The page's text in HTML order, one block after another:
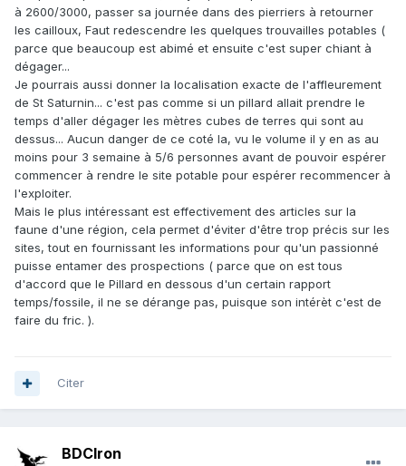
à 2600/3000, passer sa journée dans des pierriers à retourner
les cailloux, Faut redescendre les quelques trouvailles potables (
parce que beaucoup est abimé et ensuite c'est super chiant à
dégager...
Je pourrais aussi donner la localisation exacte de l'affleurement
de St Saturnin... c'est pas comme si un pillard allait prendre le
temps d'aller dégager les mètres cubes de terres qui sont au
dessus... Aucun danger de ce coté la, vu le volume il y en as au
moins pour 3 semaine à 5/6 personnes avant de pouvoir espérer
commencer à rendre le site potable pour espérer recommencer à
l'exploiter.
Mais le plus intéressant est effectivement des articles sur la
faune d'une région, cela permet d'éviter d'être trop précis sur les
sites, tout en fournissant les informations pour qu'un passionné
puisse entamer des prospections ( parce que on est tous
d'accord que le Pillard en dessous d'un certain rapport
temps/fossile, il ne se dérange pas, puisque son intérèt c'est de
faire du fric. ).
Citer
BDCIron